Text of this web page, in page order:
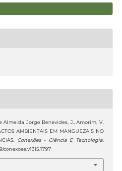
Almeida Jorge Benevides, J., Amorim, V.
AMBIENTAIS EM MANGUEZAIS NO
Conexões - Ciência E Tecnologia,
conexoes.v13i5.1797